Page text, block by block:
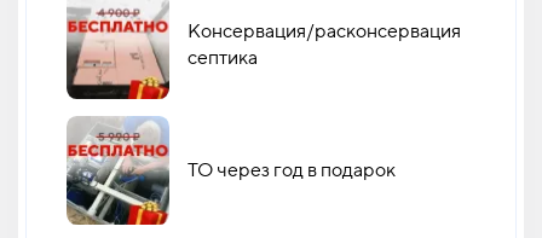
Консервация/расконсервация
септика
ТО через год в подарок